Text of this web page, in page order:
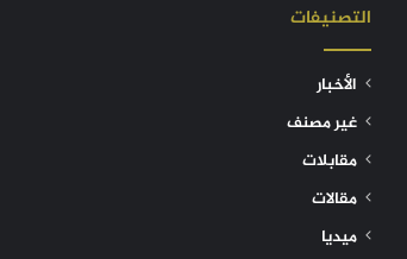
التصنيفات
الأخبار
غير مصنف
مقابلات
مقالات
ميديا